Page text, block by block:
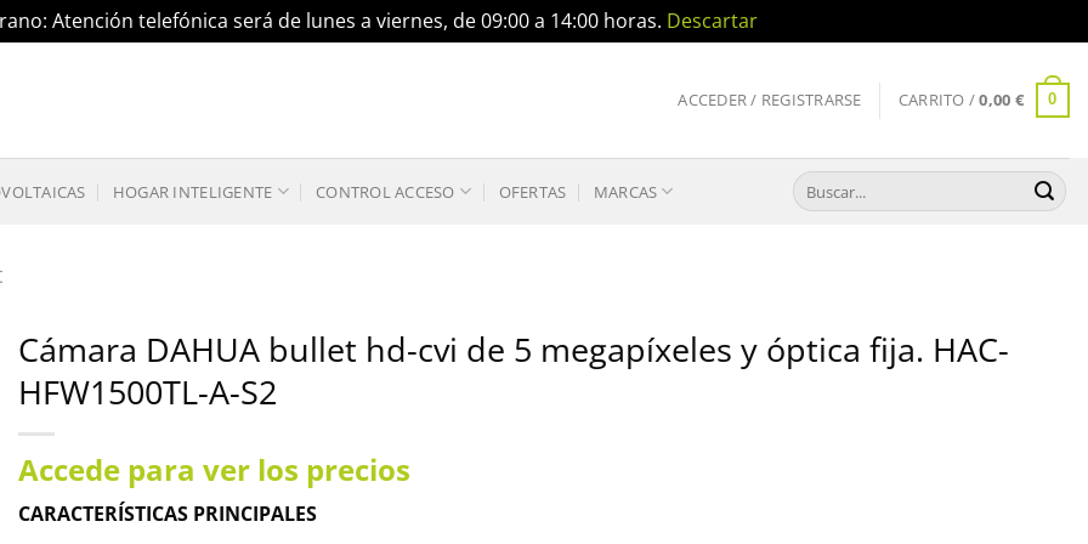
Atención telefónica será de lunes a viernes, de 09:00 a 14:00 horas. Descartar
ACCEDER / REGISTRARSE CARRITO /0,00 € 0
HOGAR INTELIGENTE CONTROL ACCESO OFERTAS MARCAS
Buscar
por:
Cámara DAHUA bullet hd-cvi de 5 megapíxeles y óptica fija. HAC-
HFW1500TL-A-S2
Accede para ver los precios
CARACTERÍSTICAS PRINCIPALES